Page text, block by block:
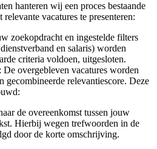
hanteren wij een proces bestaande
vacatures te presenteren:
zoekopdracht en ingestelde filters
en salaris) worden
criteria voldoen, uitgesloten.
overgebleven vacatures worden
gecombineerde relevantiescore. Deze
de overeenkomst tussen jouw
Hierbij wegen trefwoorden in de
door de korte omschrijving.